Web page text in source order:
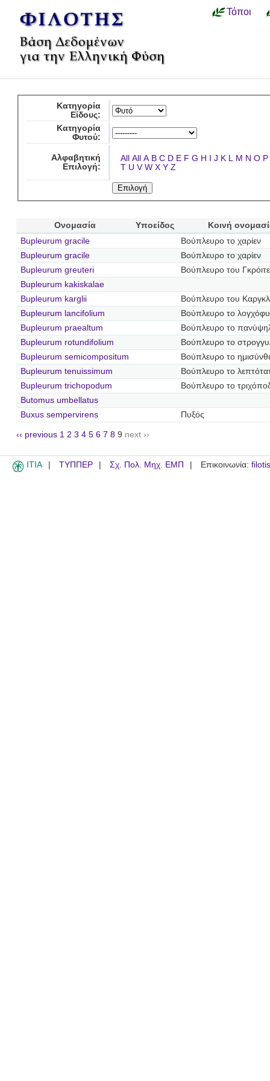
Τόποι
Κατηγορία
Είδους:
Κατηγορία
Φυτού:
Αλφαβητική
Επιλογή:
All All A B C D E F G H I J K L M N O P
T U V W X Y Z
Ονομασία Υποείδος
Κοινή
Bupleurum gracile
Βούπλευρο το χαρίεν
Bupleurum gracile
Βούπλευρο το χαρίεν
Bupleurum greuteri
Βούπλευρο του
Bupleurum kakiskalae
Bupleurum karglii
Βούπλευρο του Καργκλ
Bupleurum lancifolium
Βούπλευρο το
Bupleurum praealtum
Βούπλευρο το
Bupleurum rotundifolium
Βούπλευρο το
Bupleurum semicompositum
Βούπλευρο το
Bupleurum tenuissimum
Βούπλευρο το
Bupleurum trichopodum
Βούπλευρο το
Butomus umbellatus
Buxus sempervirens
Πυξός
‹‹ previous 1 2 3 4 5 6 7 8 9 next ››
ITIA ΤΥΠΠΕΡ Σχ. Πολ. Μηχ. ΕΜΠ Επικοινωνία: